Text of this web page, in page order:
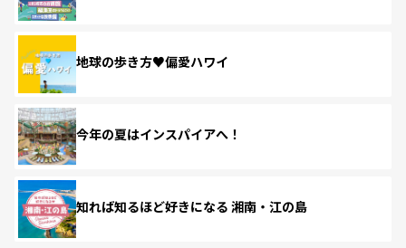
地球の歩き方♥偏愛ハワイ
今年の夏はインスパイアへ！
知れば知るほど好きになる 湘南・江の島